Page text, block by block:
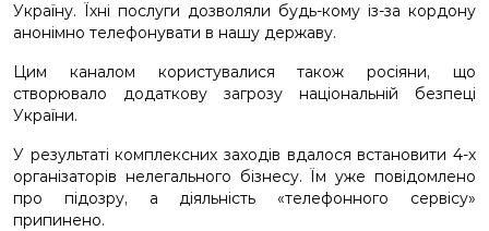
Україну. Їхні послуги дозволяли будь-кому із-за кордону
анонімно телефонувати в нашу державу.
Цим каналом користувалися також росіяни, що
створювало додаткову загрозу національній безпеці
України.
У результаті комплексних заходів вдалося встановити 4-х
організаторів нелегального бізнесу. Їм уже повідомлено
про підозру, а діяльність «телефонного сервісу»
припинено.